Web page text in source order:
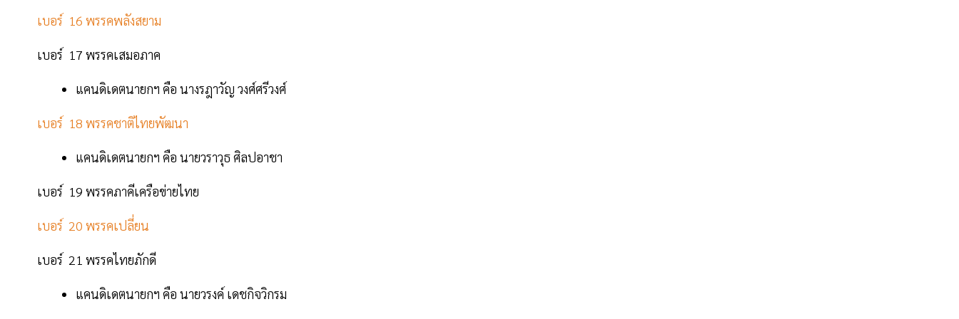
เบอร์ 16 พรรคพลังสยาม
เบอร์ 17 พรรคเสมอภาค
แคนดิเดตนายกฯ คือ นางรฎาวัญ วงศ์ศรีวงศ์
เบอร์ 18 พรรคชาติไทยพัฒนา
แคนดิเดตนายกฯ คือ นายวราวุธ ศิลปอาชา
เบอร์ 19 พรรคภาคีเครือข่ายไทย
เบอร์ 20 พรรคเปลี่ยน
เบอร์ 21 พรรคไทยภักดี
แคนดิเดตนายกฯ คือ นายวรงค์ เดชกิจวิกรม